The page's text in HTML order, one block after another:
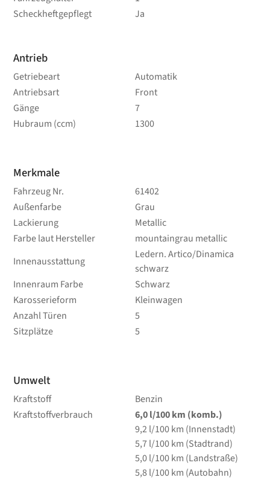
Scheckheftgepflegt
Ja
Antrieb
Getriebeart
Automatik
Antriebsart
Front
Gänge
7
Hubraum (ccm)
1300
Merkmale
Fahrzeug Nr.
61402
Außenfarbe
Grau
Lackierung
Metallic
Farbe laut Hersteller
mountaingrau metallic
Innenausstattung
Ledern. Artico/Dinamica
schwarz
Innenraum Farbe
Schwarz
Karosserieform
Kleinwagen
Anzahl Türen
5
Sitzplätze
5
Umwelt
Kraftstoff
Benzin
Kraftstoffverbrauch
6,0l/100 km (komb.)
9,2l/100 km (Innenstadt)
5,7l/100 km (Stadtrand)
5,0l/100 km (Landstraße)
5,8l/100 km (Autobahn)